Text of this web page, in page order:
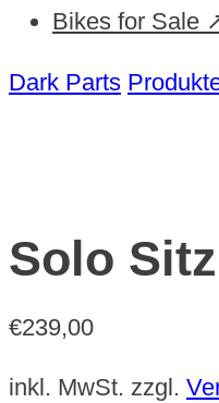
Bikes for Sale
Dark Parts
Solo
€239,00
inkl. MwSt. zzgl.